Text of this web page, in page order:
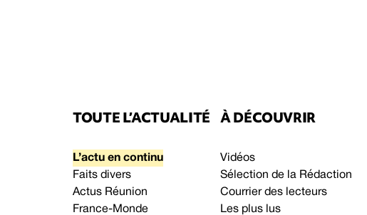
TOUTE L’ACTUALITÉ
L’actu en continu
Faits divers
Actus Réunion
France-Monde
À DÉCOUVRIR
Vidéos
Sélection de la Rédaction
Courrier des lecteurs
Les plus lus